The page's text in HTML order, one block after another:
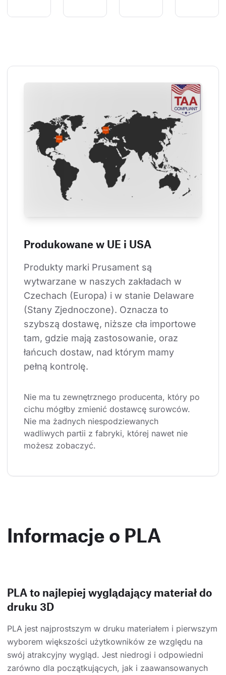
Produkowane w UE i USA
Produkty marki Prusament są
wytwarzane w naszych zakładach w
Czechach (Europa) i w stanie Delaware
(Stany Zjednoczone). Oznacza to
szybszą dostawę, niższe cła importowe
tam, gdzie mają zastosowanie, oraz
łańcuch dostaw, nad którym mamy
pełną kontrolę.
Nie ma tu zewnętrznego producenta, który po
cichu mógłby zmienić dostawcę surowców.
Nie ma żadnych niespodziewanych
wadliwych partii z fabryki, której nawet nie
możesz zobaczyć.
Informacje o PLA
PLA to najlepiej wyglądający materiał do
druku 3D
PLA jest najprostszym w druku materiałem i pierwszym
wyborem większości użytkowników ze względu na
swój atrakcyjny wygląd. Jest niedrogi i odpowiedni
zarówno dla początkujących, jak i zaawansowanych